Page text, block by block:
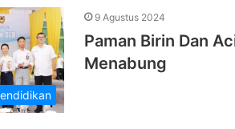
9 Agustus 2024
Paman Birin Dan
Menabung